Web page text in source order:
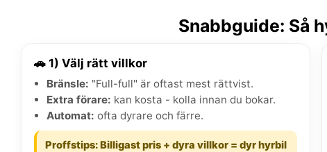
Snabbguide: Så
🚗 1) Välj rätt villkor
Bränsle: "Full-full" är oftast mest rättvist.
Extra förare: kan kosta - kolla innan du bokar.
Automat: ofta dyrare och färre.
Proffstips: Billigast pris + dyra villkor = dyr hyrbil